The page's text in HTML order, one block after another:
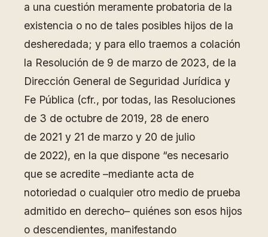
a una cuestión meramente probatoria de la
existencia o no de tales posibles hijos de la
desheredada; y para ello traemos a colación
la Resolución de 9 de marzo de 2023, de la
Dirección General de Seguridad Jurídica y
Fe Pública (cfr., por todas, las Resoluciones
de 3 de octubre de 2019, 28 de enero
de 2021 y 21 de marzo y 20 de julio
de 2022), en la que dispone “es necesario
que se acredite –mediante acta de
notoriedad o cualquier otro medio de prueba
admitido en derecho– quiénes son esos hijos
o descendientes, manifestando